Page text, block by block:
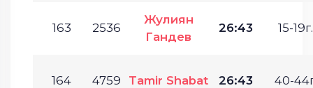
163 2536
Жулиян
Гандев
26:43 15-19г.
164 4759 Tamir Shabat 26:43 40-